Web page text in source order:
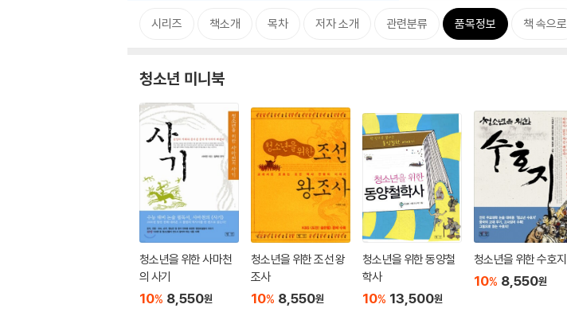
시리즈 책소개 목차 저자 소개 관련분류 품목정보 책 속으로
청소년 미니북
청소년을 위한 사마천
의 사기
10% 8,550원
청소년을 위한 조선 왕
조사
10% 8,550원
청소년을 위한 동양철
학사
10% 13,500원
청소년을 위한 수호지
10% 8,550원